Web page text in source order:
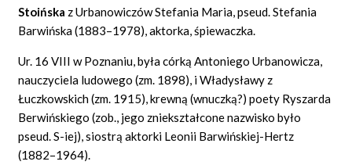
GRAF POWIĄZAŃ
DYSKUSJA
Mapa
Stoińska z Urbanowiczów Stefania Maria, pseud. Stefania
Barwińska (1883–1978), aktorka, śpiewaczka.
Ur. 16 VIII w Poznaniu, była córką Antoniego Urbanowicza,
nauczyciela ludowego (zm. 1898), i Władysławy z
Łuczkowskich (zm. 1915), krewną (wnuczką?) poety Ryszarda
Berwińskiego (zob., jego zniekształcone nazwisko było
pseud. S-iej), siostrą aktorki Leonii Barwińskiej-Hertz
(1882–1964).